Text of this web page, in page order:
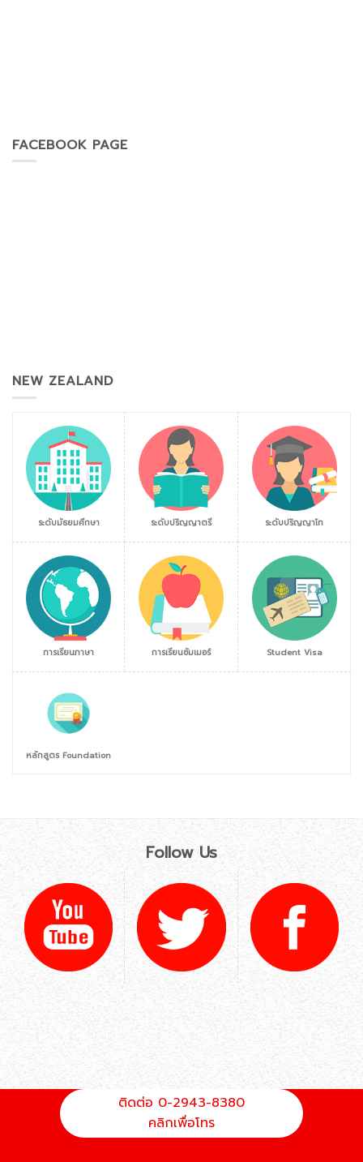
FACEBOOK PAGE
NEW ZEALAND
ระดับมัธยมศึกษา ระดับปริญญาตรี ระดับปริญญาโท
การเรียนภาษา การเรียนซัมเมอร์ Student Visa
หลักสูตร Foundation
Follow Us
ติดต่อ 0-2943-8380
คลิกเพื่อโทร